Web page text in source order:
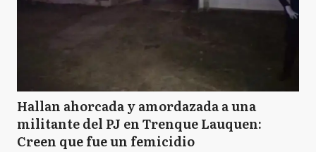
Hallan ahorcada y amordazada a una
militante del PJ en Trenque Lauquen:
Creen que fue un femicidio